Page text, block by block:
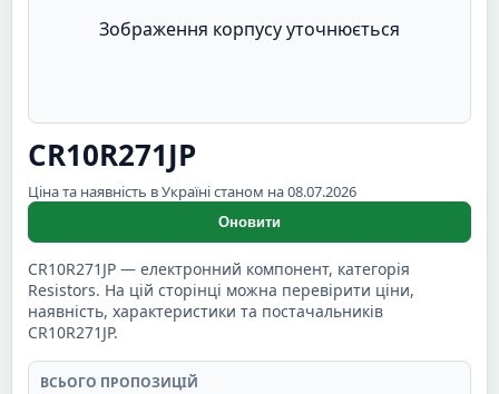
Зображення корпусу уточнюється
CR10R271JP
Ціна та наявність в Україні станом на 08.07.2026
Оновити
CR10R271JP — електронний компонент, категорія
Resistors. На цій сторінці можна перевірити ціни,
наявність, характеристики та постачальників
CR10R271JP.
ВСЬОГО ПРОПОЗИЦІЙ